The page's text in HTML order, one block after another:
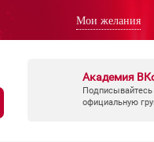
Мои желания
Академия
официальную